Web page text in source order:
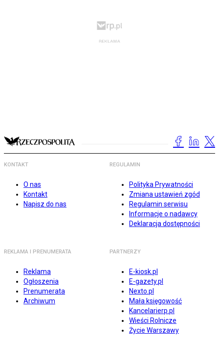
KONTAKT
O nas
Kontakt
Napisz do nas
REGULAMIN
Polityka Prywatności
Zmiana ustawień zgód
Regulamin serwisu
Informacje o nadawcy
Deklaracja dostępności
REKLAMA I PRENUMERATA
Reklama
Ogłoszenia
Prenumerata
Archiwum
PARTNERZY
E-kiosk.pl
E-gazety.pl
Nexto.pl
Mała księgowość
Kancelarierp.pl
Wieści Rolnicze
Życie Warszawy